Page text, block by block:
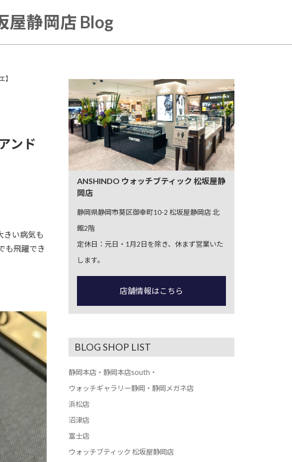
屋静岡店 Blog
】
ンド
きい病気も
も飛躍でき
ANSHINDO ウォッチブティック 松坂屋静
岡店
静岡県静岡市葵区御幸町10-2 松坂屋静岡店 北
館2階
定休日：元日・1月2日を除き、休まず営業いた
します。
店舗情報はこちら
BLOG SHOP LIST
静岡本店・静岡本店south・
ウォッチギャラリー静岡・静岡メガネ店
浜松店
沼津店
富士店
ウォッチブティック 松坂屋静岡店